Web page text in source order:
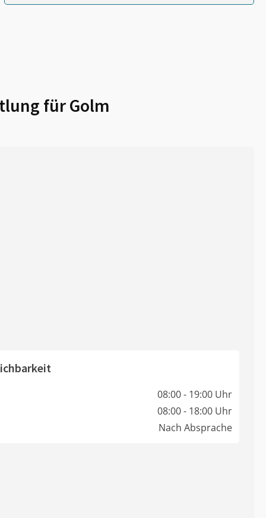
fürGolm
08:00 - 19:00 Uhr
08:00 - 18:00 Uhr
Nach Absprache